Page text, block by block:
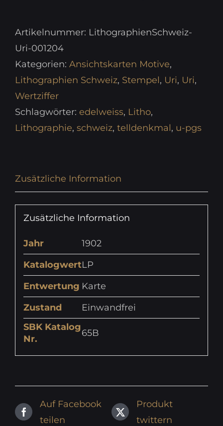
Artikelnummer: LithographienSchweiz-
Uri-001204
Kategorien: Ansichtskarten Motive,
Lithographien Schweiz, Stempel, Uri, Uri,
Wertziffer
Schlagwörter: edelweiss, Litho,
Lithographie, schweiz, telldenkmal, u-pgs
Zusätzliche Information
Zusätzliche Information
Jahr
1902
KatalogwertLP
Entwertung Karte
Zustand
Einwandfrei
SBK Katalog
Nr.
65B
Auf Facebook
teilen
Produkt
twittern